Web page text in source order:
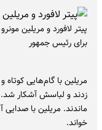
پیتر لافورد و مریلین
برای رئیس جمهور
مریلین با گام‌هایی
زدند و لباسش آشکار
ماندند. مریلین با
خواند.